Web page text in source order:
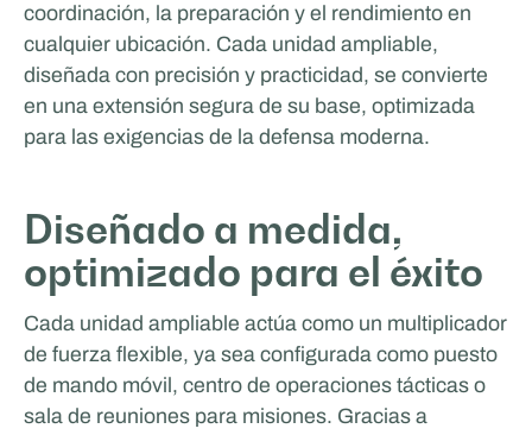
coordinación, la preparación y el rendimiento en
cualquier ubicación. Cada unidad ampliable,
diseñada con precisión y practicidad, se convierte
en una extensión segura de su base, optimizada
para las exigencias de la defensa moderna.
Diseñado a medida,
optimizado para el éxito
Cada unidad ampliable actúa como un multiplicador
de fuerza flexible, ya sea configurada como puesto
de mando móvil, centro de operaciones tácticas o
sala de reuniones para misiones. Gracias a